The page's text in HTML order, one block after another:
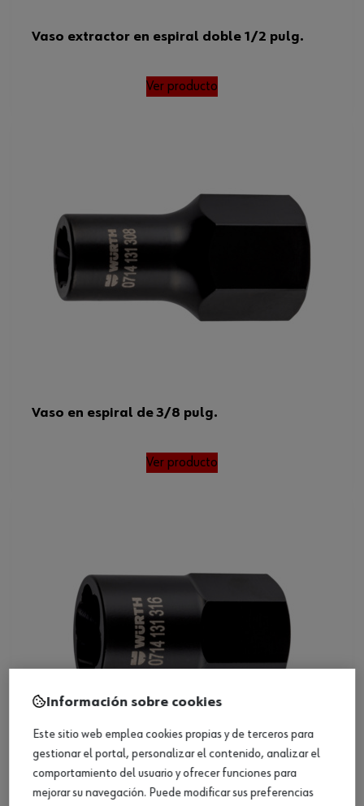
Vaso extractor en espiral doble 1/2 pulg.
Ver producto
Vaso en espiral de 3/8 pulg.
Ver producto
Vaso extractor en espiral de 1/2 pulg.
Información sobre cookies
Este sitio web emplea cookies propias y de terceros para
gestionar el portal, personalizar el contenido, analizar el
comportamiento del usuario y ofrecer funciones para
mejorar su navegación. Puede modificar sus preferencias